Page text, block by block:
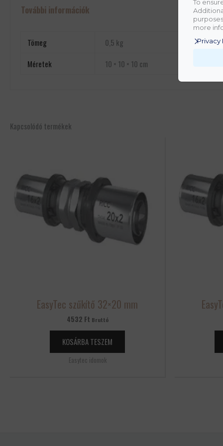
További információk
Tömeg
0,5 kg
Méretek
10 × 10 × 10 cm
Kapcsolódó termékek
EasyTec szűkítő 32×20 mm
4532 Ft Bruttó
KOSÁRBA TESZEM
Easytec idomok
To
more
Privacy